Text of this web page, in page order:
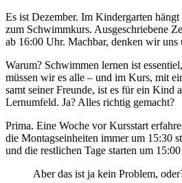
Es ist Dezember. Im Kindergarten
zum Schwimmkurs. Ausgeschriebene
ab 16:00 Uhr. Machbar, denken wir uns
Warum? Schwimmen lernen ist
müssen wir es alle – und im Kurs, mit
samt seiner Freunde, ist es für ein Kind
Lernumfeld. Ja? Alles richtig gemacht?
Prima. Eine Woche vor Kursstart
die Montagseinheiten immer um 15:30
und die restlichen Tage starten um
Aber das ist ja kein Problem,